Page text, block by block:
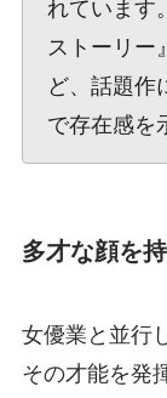
れています
ストーリー
ど、話題作
で存在感を
多才な顔を
女優業と並行
その才能を発